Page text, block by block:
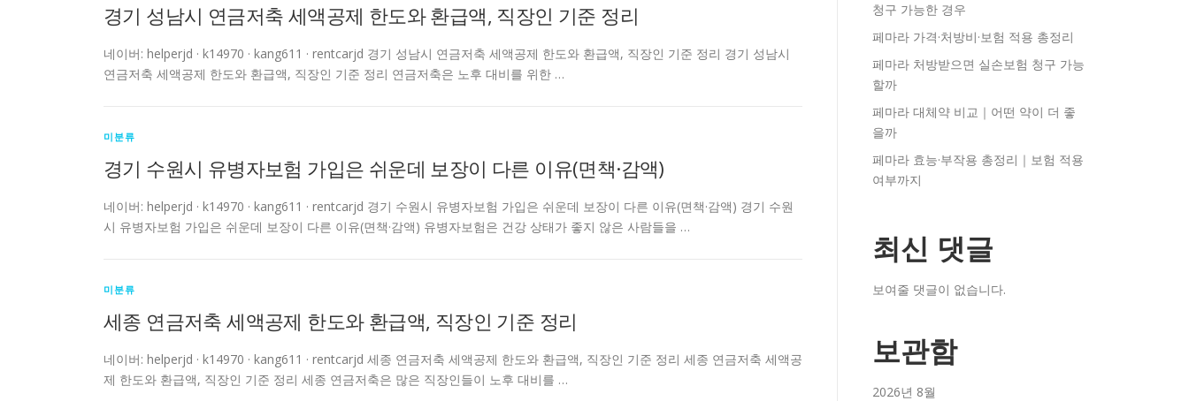
경기 성남시 연금저축 세액공제 한도와 환급액, 직장인 기준 정리
네이버: helperjd · k14970 · kang611 · rentcarjd 경기 성남시 연금저축 세액공제 한도와 환급액, 직장인 기준 정리 경기 성남시
연금저축 세액공제 한도와 환급액, 직장인 기준 정리 연금저축은 노후 대비를 위한 …
미분류
경기 수원시 유병자보험 가입은 쉬운데 보장이 다른 이유(면책·감액)
네이버: helperjd · k14970 · kang611 · rentcarjd 경기 수원시 유병자보험 가입은 쉬운데 보장이 다른 이유(면책·감액) 경기 수원
시 유병자보험 가입은 쉬운데 보장이 다른 이유(면책·감액) 유병자보험은 건강 상태가 좋지 않은 사람들을 …
미분류
세종 연금저축 세액공제 한도와 환급액, 직장인 기준 정리
네이버: helperjd · k14970 · kang611 · rentcarjd 세종 연금저축 세액공제 한도와 환급액, 직장인 기준 정리 세종 연금저축 세액공
제 한도와 환급액, 직장인 기준 정리 세종 연금저축은 많은 직장인들이 노후 대비를 …
청구 가능한 경우
페마라 가격·처방비·보험 적용 총정리
페마라 처방받으면 실손보험 청구 가능
할까
페마라 대체약 비교｜어떤 약이 더 좋
을까
페마라 효능·부작용 총정리｜보험 적용
여부까지
최신 댓글
보여줄 댓글이 없습니다.
보관함
2026년 8월